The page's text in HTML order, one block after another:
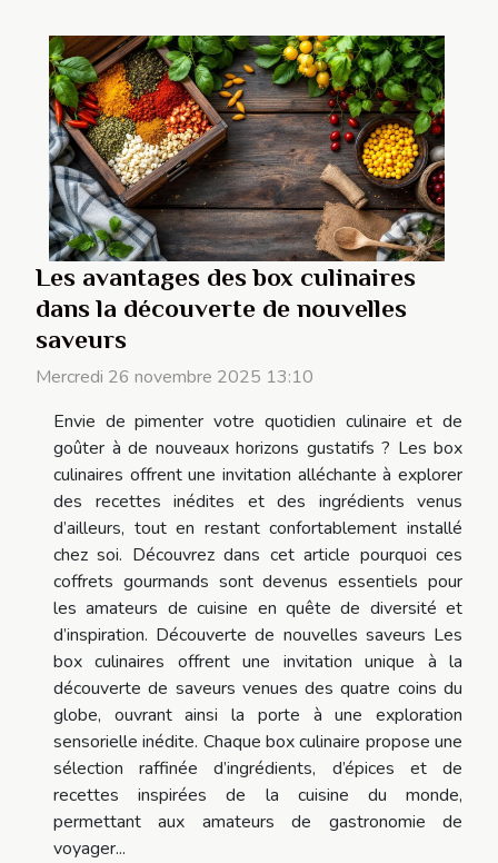
Les avantages des box culinaires
dans la découverte de nouvelles
saveurs
Mercredi 26 novembre 2025 13:10
Envie de pimenter votre quotidien culinaire et de
goûter à de nouveaux horizons gustatifs ? Les box
culinaires offrent une invitation alléchante à explorer
des recettes inédites et des ingrédients venus
d’ailleurs, tout en restant confortablement installé
chez soi. Découvrez dans cet article pourquoi ces
coffrets gourmands sont devenus essentiels pour
les amateurs de cuisine en quête de diversité et
d’inspiration. Découverte de nouvelles saveurs Les
box culinaires offrent une invitation unique à la
découverte de saveurs venues des quatre coins du
globe, ouvrant ainsi la porte à une exploration
sensorielle inédite. Chaque box culinaire propose une
sélection raffinée d’ingrédients, d’épices et de
recettes inspirées de la cuisine du monde,
permettant aux amateurs de gastronomie de
voyager...